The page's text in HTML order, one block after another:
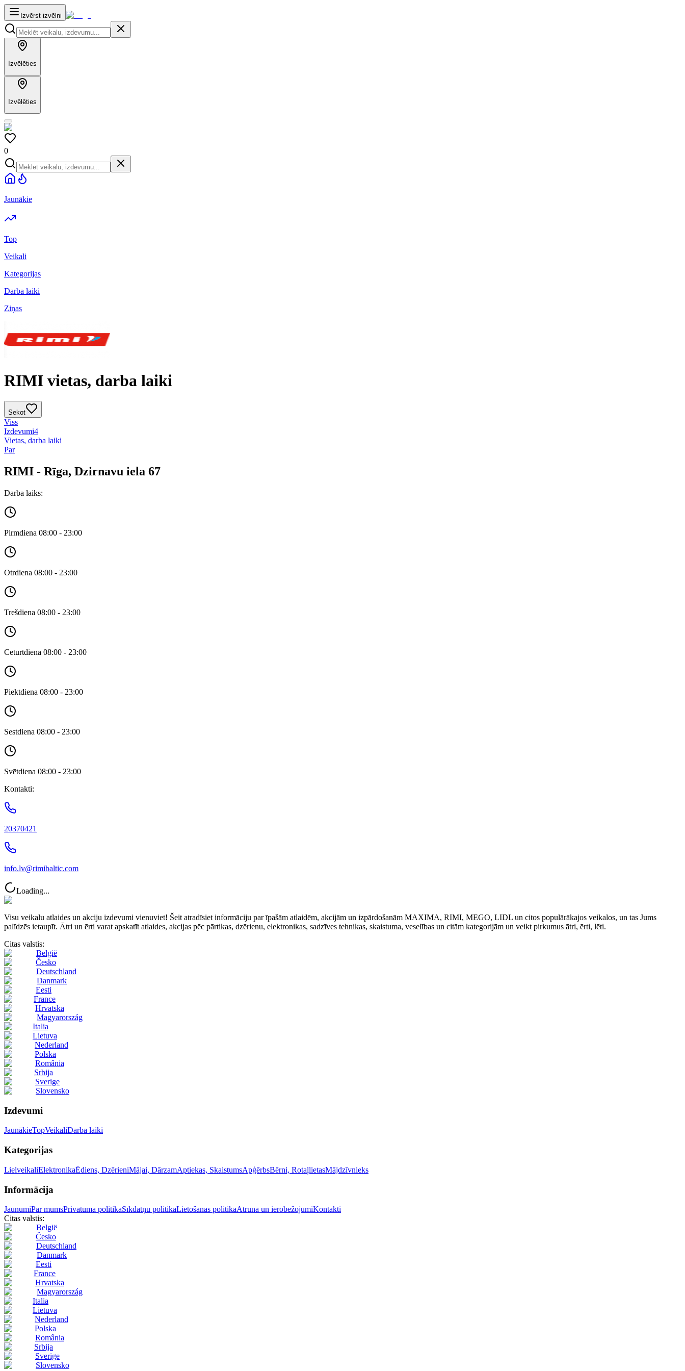
Izvērst izvēlni
Izvēlēties
Izvēlēties
0
Jaunākie
Top
Veikali
Kategorijas
Darba laiki
Ziņas
RIMI vietas, darba laiki
Sekot
Viss
Izdevumi4
Vietas, darba laiki
Par
RIMI - Rīga, Dzirnavu iela 67
Darba laiks:
Pirmdiena 08:00 - 23:00
Otrdiena 08:00 - 23:00
Trešdiena 08:00 - 23:00
Ceturtdiena 08:00 - 23:00
Piektdiena 08:00 - 23:00
Sestdiena 08:00 - 23:00
Svētdiena 08:00 - 23:00
Kontakti:
20370421
info.lv@rimibaltic.com
Loading...
Visu veikalu atlaides un akciju izdevumi vienuviet! Šeit atradīsiet informāciju par īpašām atlaidēm, akcijām un izpārdošanām MAXIMA, RIMI, MEGO, LIDL un citos populārākajos veikalos, un tas Jums
palīdzēs ietaupīt. Ātri un ērti varat apskatīt atlaides, akcijas pēc pārtikas, dzērienu, elektronikas, sadzīves tehnikas, skaistuma, veselības un citām kategorijām un veikt pirkumus ātri, ērti, lēti.
Citas valstis:
België
Česko
Deutschland
Danmark
Eesti
France
Hrvatska
Magyarország
Italia
Lietuva
Nederland
Polska
România
Srbija
Sverige
Slovensko
Izdevumi
JaunākieTopVeikaliDarba laiki
Kategorijas
LielveikaliElektronikaĒdiens, DzērieniMājai, DārzamAptiekas, SkaistumsApģērbsBērni, RotaļlietasMājdzīvnieks
Informācija
JaunumiPar mumsPrivātuma politikaSīkdatņu politikaLietošanas politikaAtruna un ierobežojumiKontakti
Citas valstis:
België
Česko
Deutschland
Danmark
Eesti
France
Hrvatska
Magyarország
Italia
Lietuva
Nederland
Polska
România
Srbija
Sverige
Slovensko